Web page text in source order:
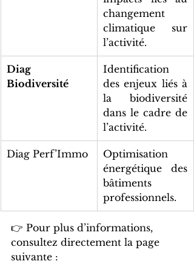
changement
climatique sur
l’activité.
Diag
Biodiversité
Identification
des enjeux liés à
la biodiversité
dans le cadre de
l’activité.
Diag Perf’Immo
Optimisation
énergétique des
bâtiments
professionnels.
👉 Pour plus d’informations,
consultez directement la page
suivante :